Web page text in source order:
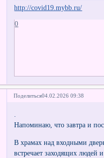
http://covid19.mybb.ru/
0
Поделиться04.02.2026 09:38
.
Напоминаю, что завтра и
В храмах над входными
встречает заходящих людей